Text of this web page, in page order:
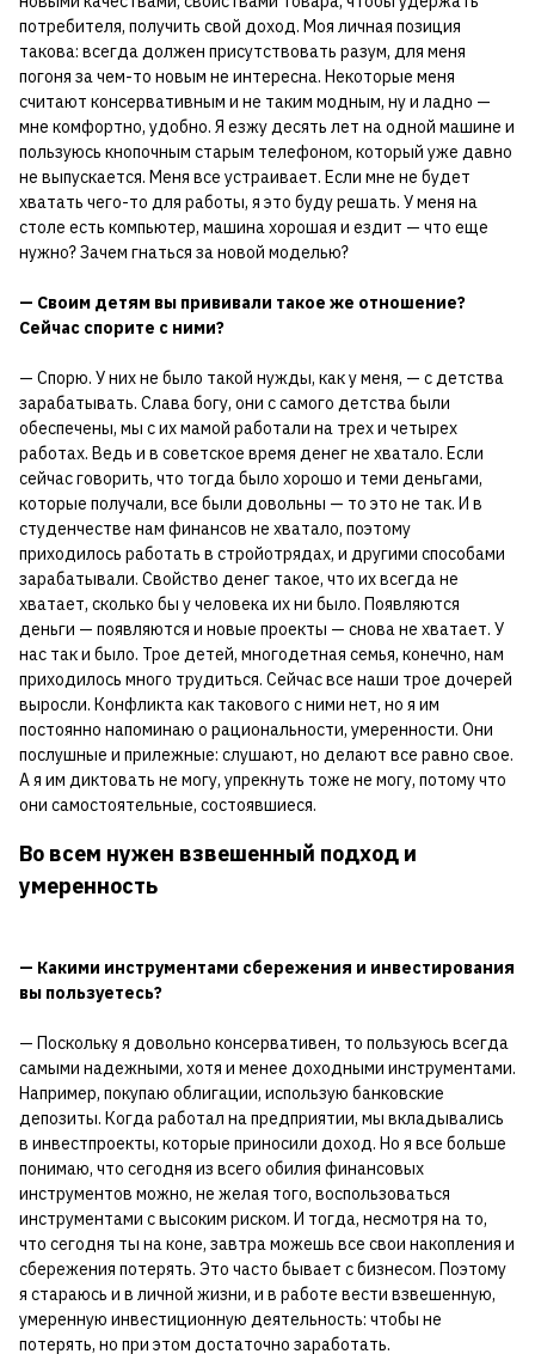
потребителя, получить свой доход. Моя личная позиция
такова: всегда должен присутствовать разум, для меня
погоня за чем-то новым не интересна. Некоторые меня
считают консервативным и не таким модным, ну и ладно —
мне комфортно, удобно. Я езжу десять лет на одной машине и
пользуюсь кнопочным старым телефоном, который уже давно
не выпускается. Меня все устраивает. Если мне не будет
хватать чего-то для работы, я это буду решать. У меня на
столе есть компьютер, машина хорошая и ездит — что еще
нужно? Зачем гнаться за новой моделью?
— Своим детям вы прививали такое же отношение?
Сейчас спорите с ними?
— Спорю. У них не было такой нужды, как у меня, — с детства
зарабатывать. Слава богу, они с самого детства были
обеспечены, мы с их мамой работали на трех и четырех
работах. Ведь и в советское время денег не хватало. Если
сейчас говорить, что тогда было хорошо и теми деньгами,
которые получали, все были довольны — то это не так. И в
студенчестве нам финансов не хватало, поэтому
приходилось работать в стройотрядах, и другими способами
зарабатывали. Свойство денег такое, что их всегда не
хватает, сколько бы у человека их ни было. Появляются
деньги — появляются и новые проекты — снова не хватает. У
нас так и было. Трое детей, многодетная семья, конечно, нам
приходилось много трудиться. Сейчас все наши трое дочерей
выросли. Конфликта как такового с ними нет, но я им
постоянно напоминаю о рациональности, умеренности. Они
послушные и прилежные: слушают, но делают все равно свое.
А я им диктовать не могу, упрекнуть тоже не могу, потому что
они самостоятельные, состоявшиеся.
Во всем нужен взвешенный подход и
умеренность
— Какими инструментами сбережения и инвестирования
вы пользуетесь?
— Поскольку я довольно консервативен, то пользуюсь всегда
самыми надежными, хотя и менее доходными инструментами.
Например, покупаю облигации, использую банковские
депозиты. Когда работал на предприятии, мы вкладывались
в инвестпроекты, которые приносили доход. Но я все больше
понимаю, что сегодня из всего обилия финансовых
инструментов можно, не желая того, воспользоваться
инструментами с высоким риском. И тогда, несмотря на то,
что сегодня ты на коне, завтра можешь все свои накопления и
сбережения потерять. Это часто бывает с бизнесом. Поэтому
я стараюсь и в личной жизни, и в работе вести взвешенную,
умеренную инвестиционную деятельность: чтобы не
потерять, но при этом достаточно заработать.